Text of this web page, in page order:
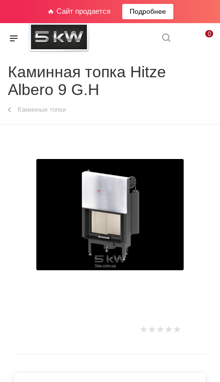
🔥 Сайт продается Подробнее
0
Каминная топка Hitze
Albero 9 G.H
Каминные топки